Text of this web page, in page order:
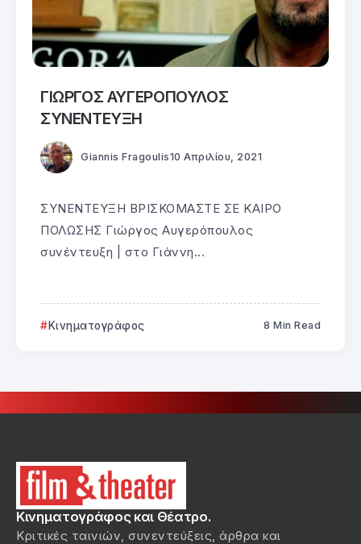
ΓΙΩΡΓΟΣ ΑΥΓΕΡΟΠΟΥΛΟΣ
ΣΥΝΕΝΤΕΥΞΗ
Giannis Fragoulis10 Απριλίου, 2021
ΣΥΝΕΝΤΕΥΞΗ ΒΡΙΣΚΟΜΑΣΤΕ ΣΕ ΚΑΙΡΟ
ΠΟΛΩΣΗΣ Γιώργος Αυγερόπουλος
συνέντευξη | στο Γιάννη...
Κινηματογράφος 8 Min Read
Κινηματογράφος και Θέατρο.
Κριτικές ταινιών, συνεντεύξεις, άρθρα και